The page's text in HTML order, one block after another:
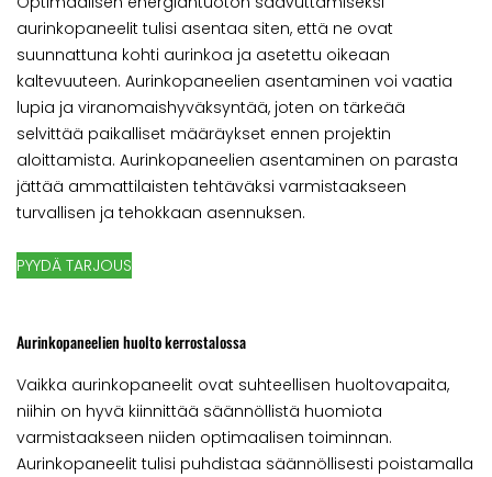
aurinkopaneelit tulisi asentaa siten, että ne ovat
suunnattuna kohti aurinkoa ja asetettu oikeaan
kaltevuuteen. Aurinkopaneelien asentaminen voi vaatia
lupia ja viranomaishyväksyntää, joten on tärkeää
selvittää paikalliset määräykset ennen projektin
aloittamista. Aurinkopaneelien asentaminen on parasta
jättää ammattilaisten tehtäväksi varmistaakseen
turvallisen ja tehokkaan asennuksen.
PYYDÄ TARJOUS
Aurinkopaneelien huolto kerrostalossa
Vaikka aurinkopaneelit ovat suhteellisen huoltovapaita,
niihin on hyvä kiinnittää säännöllistä huomiota
varmistaakseen niiden optimaalisen toiminnan.
Aurinkopaneelit tulisi puhdistaa säännöllisesti poistamalla